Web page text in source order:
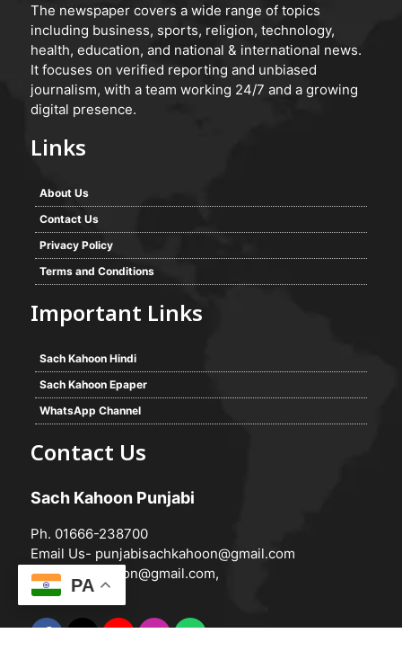
The newspaper covers a wide range of topics
including business, sports, religion, technology,
health, education, and national & international news.
It focuses on verified reporting and unbiased
journalism, with a team working 24/7 and a growing
digital presence.
Links
About Us
Contact Us
Privacy Policy
Terms and Conditions
Important Links
Sach Kahoon Hindi
Sach Kahoon Epaper
WhatsApp Channel
Contact Us
Sach Kahoon Punjabi
Ph. 01666-238700
Email Us- punjabisachkahoon@gmail.com
hindisachkahoon@gmail.com,
PA